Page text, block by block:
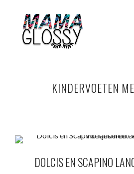
KINDERVOETEN
DOLCIS EN SCAPINO